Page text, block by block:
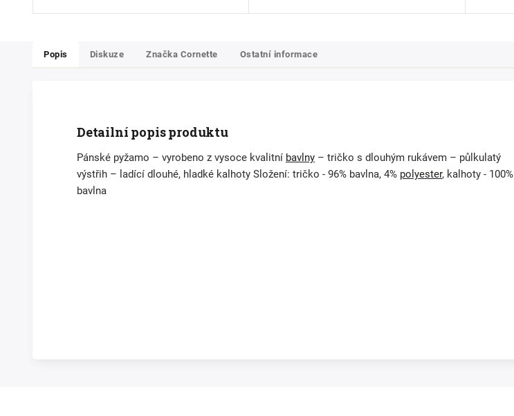
Popis Diskuze Značka Cornette Ostatní informace
Detailní popis produktu
Pánské pyžamo – vyrobeno z vysoce kvalitní bavlny – tričko s dlouhým rukávem – půlkulatý
výstřih – ladící dlouhé, hladké kalhoty Složení: tričko - 96% bavlna, 4% polyester, kalhoty - 100%
bavlna